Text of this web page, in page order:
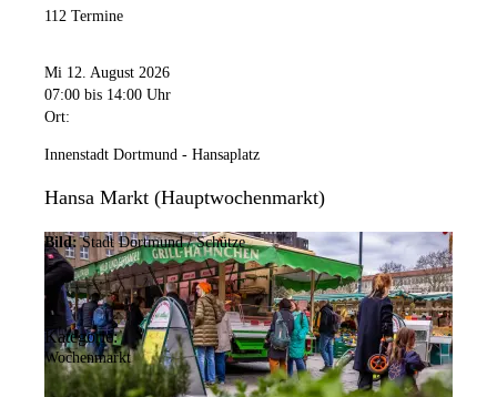
112 Termine
Mi 12. August 2026
07:00 bis 14:00 Uhr
Ort:
Innenstadt Dortmund - Hansaplatz
Hansa Markt (Hauptwochenmarkt)
Bild: Stadt Dortmund / Schütze
Kategorie:
Wochenmarkt